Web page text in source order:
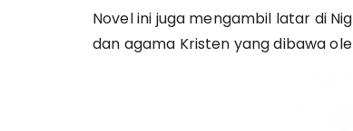
Novel ini juga mengambil latar di
dan agama Kristen yang dibawa